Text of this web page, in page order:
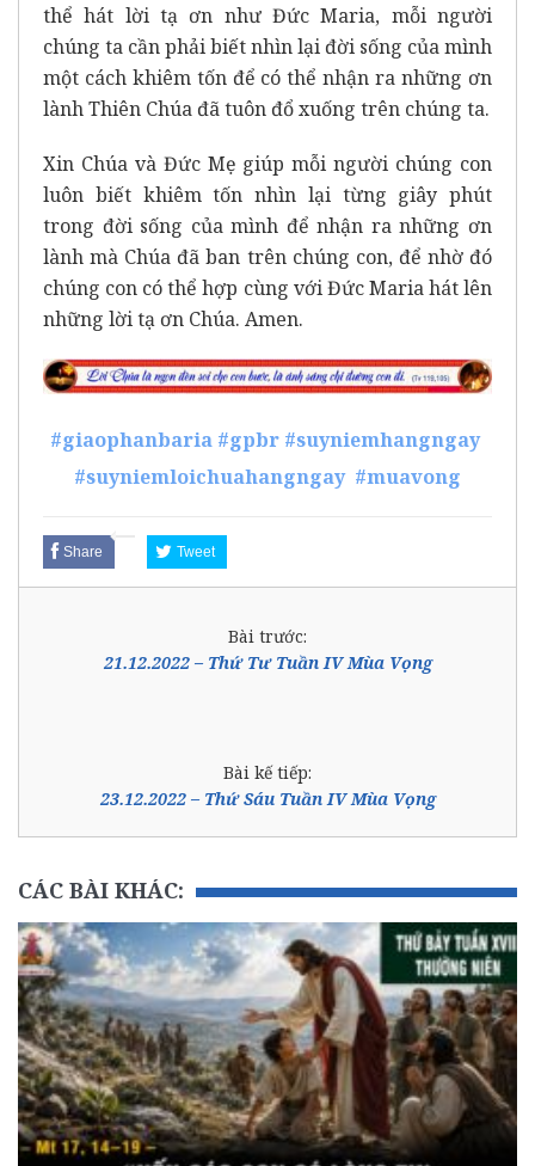
thể hát lời tạ ơn như Đức Maria, mỗi người
chúng ta cần phải biết nhìn lại đời sống của mình
một cách khiêm tốn để có thể nhận ra những ơn
lành Thiên Chúa đã tuôn đổ xuống trên chúng ta.
Xin Chúa và Đức Mẹ giúp mỗi người chúng con
luôn biết khiêm tốn nhìn lại từng giây phút
trong đời sống của mình để nhận ra những ơn
lành mà Chúa đã ban trên chúng con, để nhờ đó
chúng con có thể hợp cùng với Đức Maria hát lên
những lời tạ ơn Chúa. Amen.
#giaophanbaria #gpbr #suyniemhangngay
#suyniemloichuahangngay #muavong
Share Tweet
Bài trước:
21.12.2022 – Thứ Tư Tuần IV Mùa Vọng
Bài kế tiếp:
23.12.2022 – Thứ Sáu Tuần IV Mùa Vọng
CÁC BÀI KHÁC: